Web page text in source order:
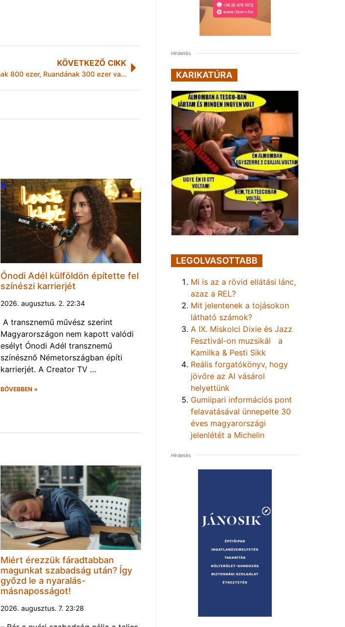
KÖVETKEZŐ CIKK
Szijjártó Péter: Ghánának 800 ezer, Ruandának 300 ezer vakcinát adományoz Magyarország
Ónodi Adél külföldön építette fel
színészi karrierjét
2026. augusztus. 2. 22:34
A transznemű művész szerint
Magyarországon nem kapott valódi
esélyt Ónodi Adél transznemű
színésznő Németországban építi
karrierjét. A Creator TV …
BŐVEBBEN »
Miért érezzük fáradtabban
magunkat szabadság után? Így
győzd le a nyaralás-
másnaposságot!
2026. augusztus. 7. 23:28
Hirdetés
KARIKATÚRA
LEGOLVASOTTABB
Mi is az a rövid ellátási lánc,
azaz a REL?
Mit jelentenek a tojásokon
látható számok?
A IX. Miskolci Dixie és Jazz
Fesztivál-on muzsikál a
Kamilka & Pesti Sikk
Reális forgatókönyv, hogy
jövőre az AI vásárol
helyettünk
Gumiipari információs pont
felavatásával ünnepelte 30
éves magyarországi
jelenlétét a Michelin
Hirdetés